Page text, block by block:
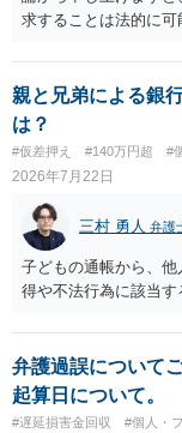
求することは法的に
は成立していません
求める権利がありま
です。 分割拒否と一
払いには同意していな
伝えます。 相手の本
訴訟など）をとるには
まず本名や住所の特
（Switch2等）の事実
勢で交渉に臨むのが
親と兄弟による銀
は？
#仮差押え #140万円超 #
2026年7月22日
三村 勇人 弁護
子どもの通帳から、
得や不法行為に該当す
弁護過誤について
起算日について。
#遅延損害金回収 #個人・